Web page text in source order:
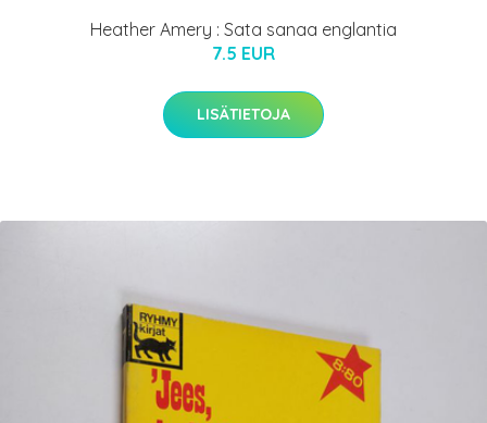
Heather Amery : Sata sanaa englantia
7.5 EUR
LISÄTIETOJA